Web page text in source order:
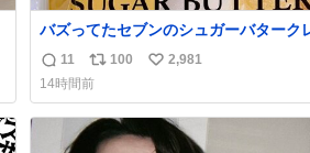
バズってたセブンのシュガーバターク
うますぎて7NOWで買い溜め🛒💭
返
信
数
11
リ
ポ
ス
ト
100
い
ね
数
2,981
14時間前